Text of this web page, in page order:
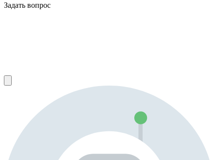
Задать вопрос